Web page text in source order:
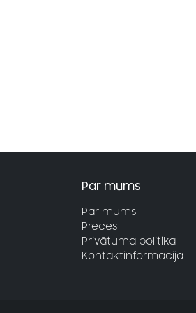
Par mums
Par mums
Preces
Privātuma politika
Kontaktinformācija